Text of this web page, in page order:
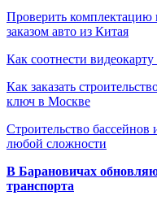
Проверить комплектацию
заказом авто из Китая
Как соотнести
Как заказать
ключ в Москве
Строительство
любой сложности
В Барановичах
транспорта